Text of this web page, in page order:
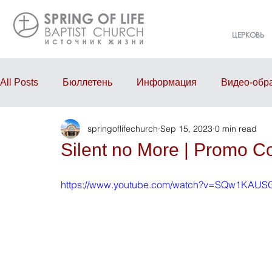
ЦЕРКОВЬ
All Posts Бюллетень Информация Видео-
Проповедь Годовой отчёт События
Silent no More | Promo
springoflifechurch Sep 15, 2023 0 min read
https://www.youtube.com/